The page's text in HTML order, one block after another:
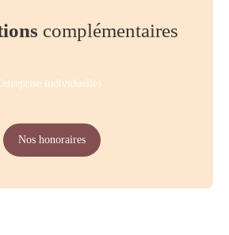
complémentaires
individuelle)
Nos honoraires